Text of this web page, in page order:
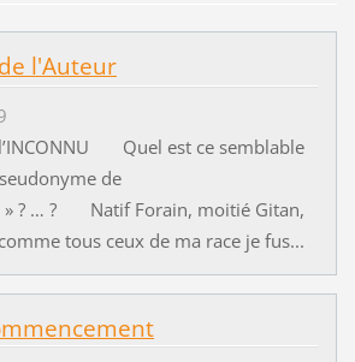
l'Auteur
Quel est ce semblable
de
» ? … ? Natif Forain, moitié Gitan,
tous ceux de ma race je fus...